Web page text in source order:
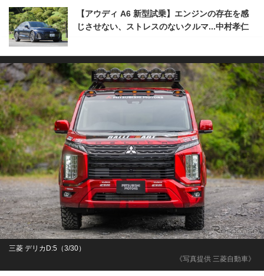
【アウディ A6 新型試乗】エンジンの存在を感
じさせない、ストレスのないクルマ...中村孝仁
《写真提供 三菱自動車》
三菱 デリカD:5（3/30）